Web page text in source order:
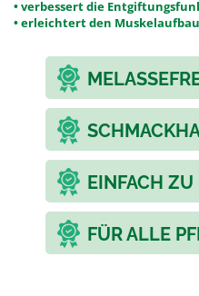
• verbessert die
• erleichtert den Muskelaufbau
EINFACH ZU
FÜR ALLE